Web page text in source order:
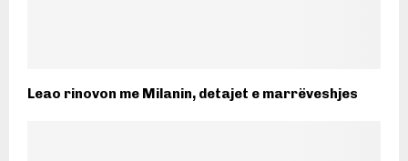
Leao rinovon me Milanin, detajet e marrëveshjes